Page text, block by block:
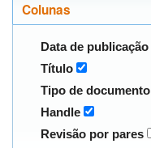
Colunas
Data de publicação
Título
Tipo de documento
Handle
Revisão por pares